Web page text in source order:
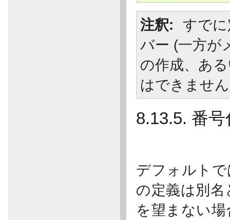
注釈
すで
バー (一方が
の作成、あ
はできませ
8.13.5. 番
デフォルト
の定義は別
を望まない